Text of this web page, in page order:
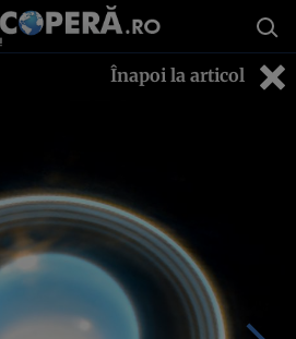
Înapoi la articol